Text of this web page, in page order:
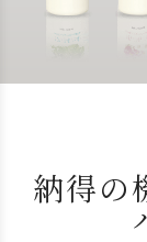
納得の